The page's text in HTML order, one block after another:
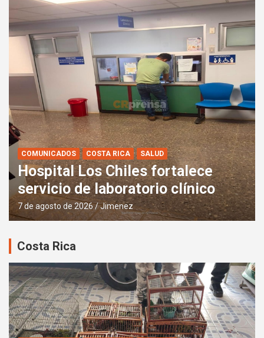
COMUNICADOS COSTA RICA SALUD
Hospital Los Chiles fortalece
servicio de laboratorio clínico
7 de agosto de 2026 Jimenez
Costa Rica